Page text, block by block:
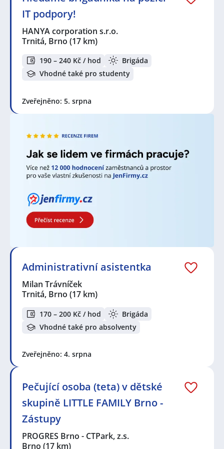
Seznam lokalit v zobrazených inzerátech:
Celá ČR,Brno,Bohunice, Brno
Černovice, Brno,Železné,Slatina, Brno
Blučina,Blansko,Velké Němčice
Třebíč, Hustopeče, Znojmo,Mikulov, okres Břeclav
IT podpory!
HANYA corporation s.r.o.
Trnitá, Brno (17 km)
190 – 240 Kč / hod
Brigáda
Vhodné také pro studenty
Zveřejněno: 5. srpna
Administrativní asistentka
Milan Trávníček
Trnitá, Brno (17 km)
170 – 200 Kč / hod
Brigáda
Vhodné také pro absolventy
Zveřejněno: 4. srpna
Pečující osoba (teta) v dětské
skupině LITTLE FAMILY Brno -
Zástupy
PROGRES Brno - CTPark, z.s.
Brno (17 km)